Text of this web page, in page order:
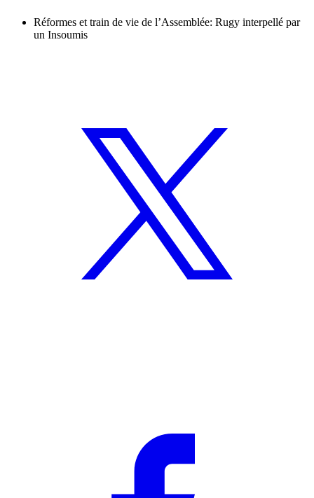
Réformes et train de vie de l’Assemblée: Rugy interpellé par
un Insoumis